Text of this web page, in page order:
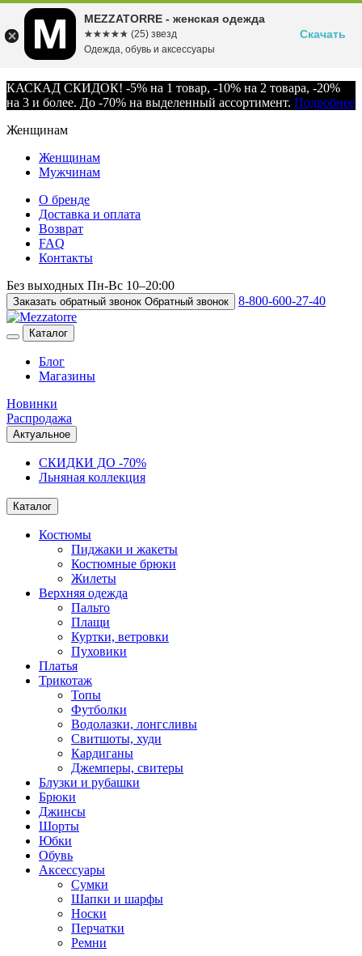
КАСКАД СКИДОК! -5% на 1 товар, -10% на 2 товара, -20%
на 3 и более. До -70% на выделенный ассортимент. Подробнее
Женщинам
Женщинам
Мужчинам
О бренде
Доставка и оплата
Возврат
FAQ
Контакты
Без выходных Пн-Вс 10–20:00
Заказать обратный звонок Обратный звонок 8-800-600-27-40
Каталог
Блог
Магазины
Новинки
Распродажа
Актуальное
СКИДКИ ДО -70%
Льняная коллекция
Каталог
Костюмы
Пиджаки и жакеты
Костюмные брюки
Жилеты
Верхняя одежда
Пальто
Плащи
Куртки, ветровки
Пуховики
Платья
Трикотаж
Топы
Футболки
Водолазки, лонгсливы
Свитшоты, худи
Кардиганы
Джемперы, свитеры
Блузки и рубашки
Брюки
Джинсы
Шорты
Юбки
Обувь
Аксессуары
Сумки
Шапки и шарфы
Носки
Перчатки
Ремни
MEZZATORRE - женская одежда
☆☆☆☆☆
★★★★★ (25) звезд
Одежда, обувь и аксессуары
Скачать